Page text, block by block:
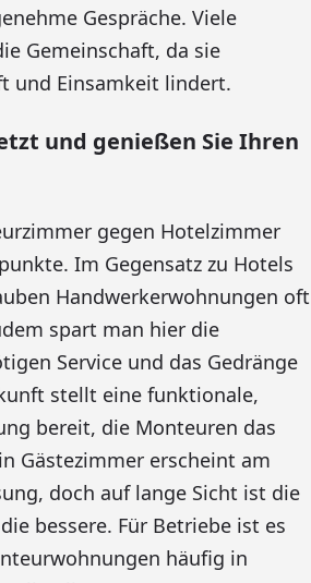
Gespräche. Viele
Gemeinschaft, da sie
und Einsamkeit lindert.
und genießen Sie Ihren
gegen Hotelzimmer
Im Gegensatz zu Hotels
Handwerkerwohnungen oft
spart man hier die
Service und das Gedränge
stellt eine funktionale,
bereit, die Monteuren das
Gästezimmer erscheint am
doch auf lange Sicht ist die
bessere. Für Betriebe ist es
häufig in